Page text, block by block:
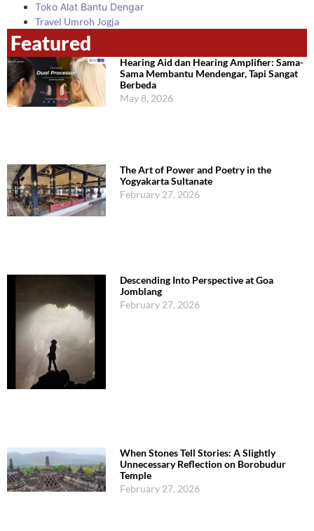
Toko Alat Bantu Dengar
Travel Umroh Jogja
Featured
Hearing Aid dan Hearing Amplifier: Sama-
Sama Membantu Mendengar, Tapi Sangat
Berbeda
May 8, 2026
The Art of Power and Poetry in the
Yogyakarta Sultanate
February 27, 2026
Descending Into Perspective at Goa
Jomblang
February 27, 2026
When Stones Tell Stories: A Slightly
Unnecessary Reflection on Borobudur
Temple
February 27, 2026